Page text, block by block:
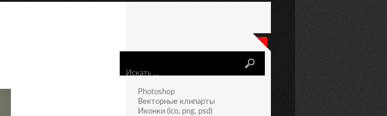
Photoshop
Векторные клипарты
Иконки (ico, png, psd)